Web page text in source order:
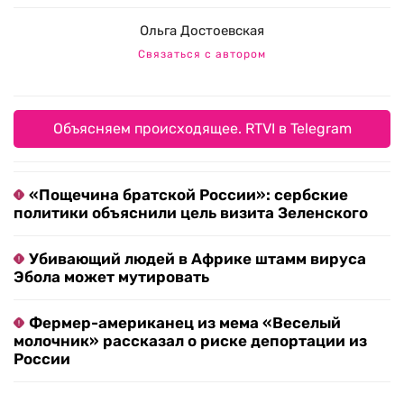
Ольга Достоевская
Связаться с автором
Объясняем происходящее. RTVI в Telegram
«Пощечина братской России»: сербские
политики объяснили цель визита Зеленского
Убивающий людей в Африке штамм вируса
Эбола может мутировать
Фермер-американец из мема «Веселый
молочник» рассказал о риске депортации из
России